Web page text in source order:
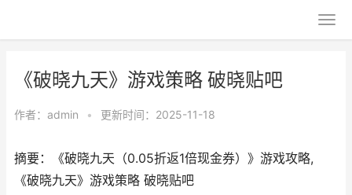
《破晓九天》游戏策略 破晓贴吧
作者： admin • 更新时间：2025-11-18
摘要：《破晓九天（0.05折返1倍现金券）》游戏攻略,
《破晓九天》游戏策略 破晓贴吧